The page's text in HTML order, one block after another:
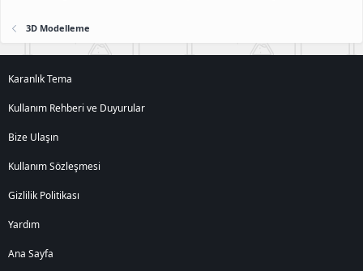
3D Modelleme
Karanlık Tema
Kullanım Rehberi ve Duyurular
Bize Ulaşın
Kullanım Sözleşmesi
Gizlilik Politikası
Yardım
Ana Sayfa